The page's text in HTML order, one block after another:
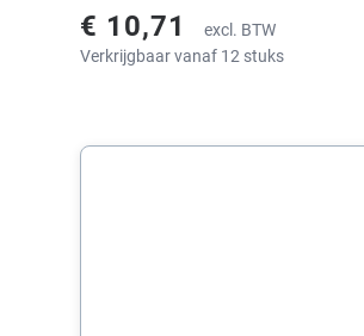
€ 10,71
excl. BTW
Verkrijgbaar vanaf 12 stuks